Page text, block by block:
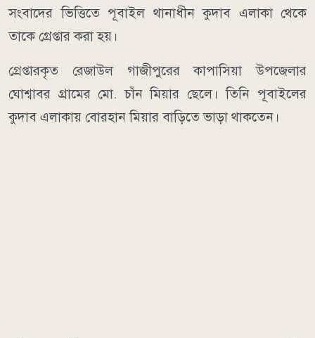
সংবাদের ভিত্তিতে পূবাইল থানাধীন কুদাব এলাকা থেকে
তাকে গ্রেপ্তার করা হয়।
গ্রেপ্তারকৃত রেজাউল গাজীপুরের কাপাসিয়া উপজেলার
ঘোশ্বাবর গ্রামের মো. চাঁন মিয়ার ছেলে। তিনি পূবাইলের
কুদাব এলাকায় বোরহান মিয়ার বাড়িতে ভাড়া থাকতেন।